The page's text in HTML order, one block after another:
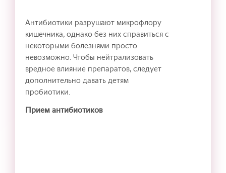
Антибиотики разрушают микрофлору
кишечника, однако без них справиться с
некоторыми болезнями просто
невозможно. Чтобы нейтрализовать
вредное влияние препаратов, следует
дополнительно давать детям
пробиотики.
Прием антибиотиков